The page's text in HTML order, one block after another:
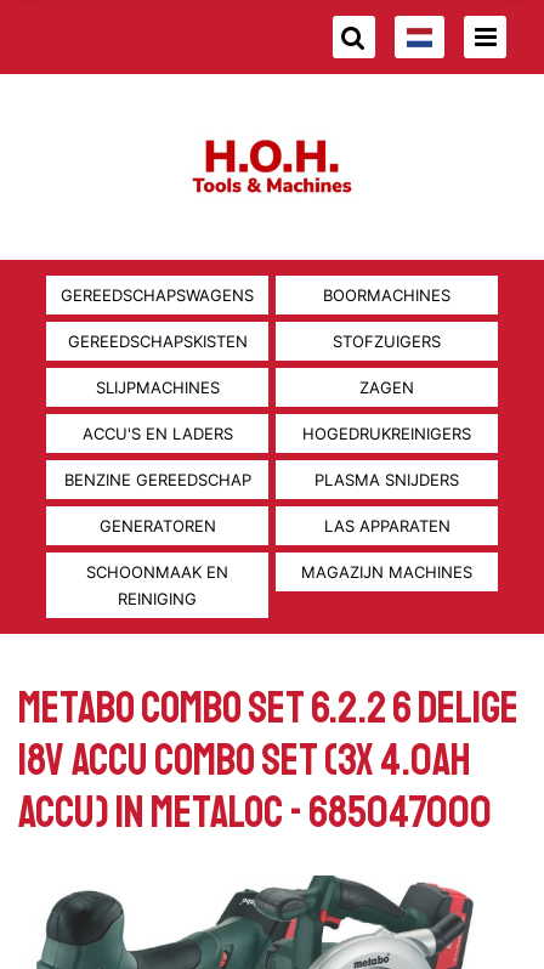
GEREEDSCHAPSWAGENS BOORMACHINES
GEREEDSCHAPSKISTEN STOFZUIGERS
SLIJPMACHINES ZAGEN
ACCU'S EN LADERS HOGEDRUKREINIGERS
BENZINE GEREEDSCHAP PLASMA SNIJDERS
GENERATOREN LAS APPARATEN
SCHOONMAAK EN
REINIGING
MAGAZIJN MACHINES
Metabo Combo set 6.2.2 6 delige
18V accu combo set (3x 4.0Ah
accu) in Metaloc - 685047000